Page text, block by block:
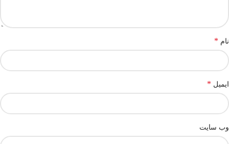
نام *
ایمیل *
وب‌ سایت